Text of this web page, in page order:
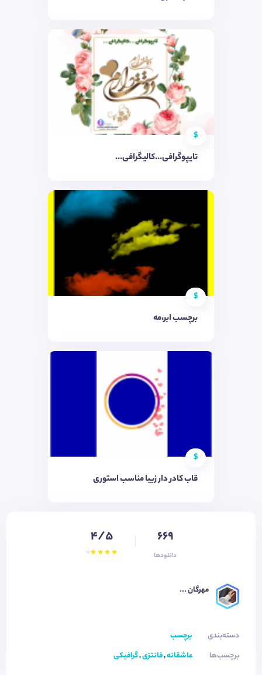
$
تایپوگرافی...کالیگرافی...
$
برچسب ابر،مه
$
قاب کادر دار زیبا مناسب استوری
669
دانلودها
4/5
مهرگان ...
دسته‌بندی
برچسب
برچسب‌ها
عاشقانه,فانتزی,گرافیکی